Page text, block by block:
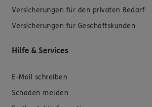
Versicherungen für den privaten Bedarf
Versicherungen für Geschäftskunden
Hilfe & Services
E-Mail schreiben
Schaden melden